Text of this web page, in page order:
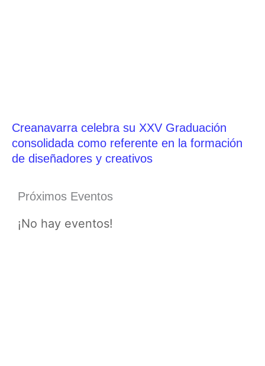
Creanavarra celebra su XXV Graduación
consolidada como referente en la formación
de diseñadores y creativos
Próximos Eventos
¡No hay eventos!